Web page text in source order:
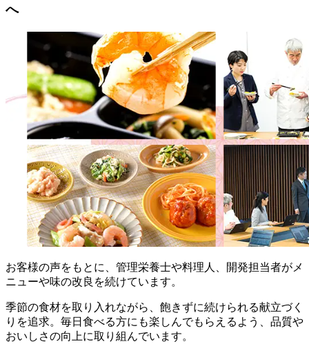
へ
お客様の声をもとに、管理栄養士や料理人、開発担当者がメ
ニューや味の改良を続けています。
季節の食材を取り入れながら、飽きずに続けられる献立づく
りを追求。毎日食べる方にも楽しんでもらえるよう、品質や
おいしさの向上に取り組んでいます。